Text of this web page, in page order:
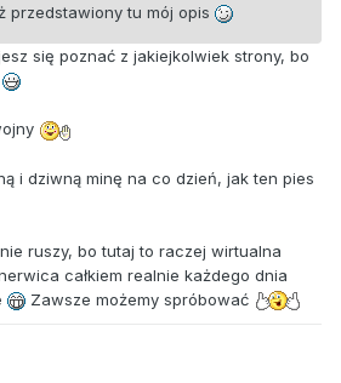
przedstawiony tu mój opis
się poznać z jakiejkolwiek strony, bo
i dziwną minę na co dzień, jak ten pies
ruszy, bo tutaj to raczej wirtualna
całkiem realnie każdego dnia
Zawsze możemy spróbować